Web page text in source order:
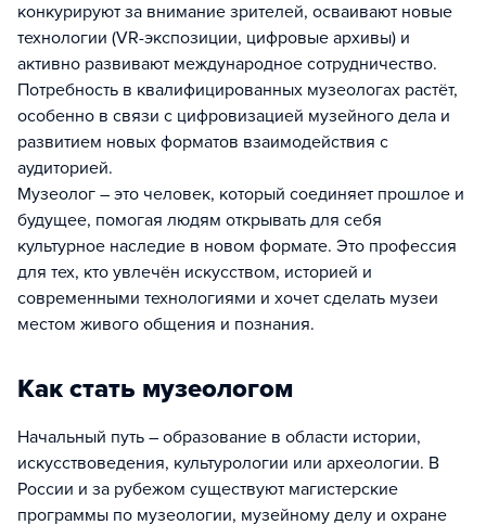
конкурируют за внимание зрителей, осваивают новые
технологии (VR-экспозиции, цифровые архивы) и
активно развивают международное сотрудничество.
Потребность в квалифицированных музеологах растёт,
особенно в связи с цифровизацией музейного дела и
развитием новых форматов взаимодействия с
аудиторией.
Музеолог – это человек, который соединяет прошлое и
будущее, помогая людям открывать для себя
культурное наследие в новом формате. Это профессия
для тех, кто увлечён искусством, историей и
современными технологиями и хочет сделать музеи
местом живого общения и познания.
Как стать музеологом
Начальный путь – образование в области истории,
искусствоведения, культурологии или археологии. В
России и за рубежом существуют магистерские
программы по музеологии, музейному делу и охране